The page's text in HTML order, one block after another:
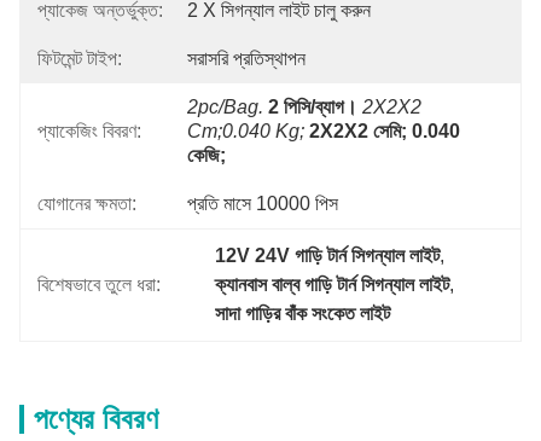
প্যাকেজ অন্তর্ভুক্ত: 2 X সিগন্যাল লাইট চালু করুন
ফিটমেন্ট টাইপ: সরাসরি প্রতিস্থাপন
প্যাকেজিং বিবরণ:
2pc/bag. 2 পিসি/ব্যাগ। 2X2X2
Cm;0.040 Kg; 2X2X2 সেমি; 0.040
কেজি;
যোগানের ক্ষমতা: প্রতি মাসে 10000 পিস
বিশেষভাবে তুলে ধরা:
12V 24V গাড়ি টার্ন সিগন্যাল লাইট,
ক্যানবাস বাল্ব গাড়ি টার্ন সিগন্যাল লাইট,
সাদা গাড়ির বাঁক সংকেত লাইট
পণ্যের বিবরণ